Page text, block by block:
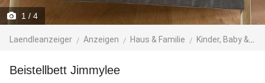
1 / 4
Laendleanzeiger Anzeigen Haus & Familie Kinder, Baby & Spielzeug
Beistellbett Jimmylee